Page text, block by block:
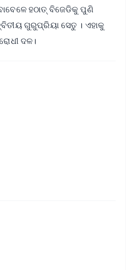
ହଠାତ୍ ବିଜେଡିକୁ ପୁଣି
ଗୁରୁପ୍ରିୟା ସେତୁ । ଏହାକୁ
ଦଳ।